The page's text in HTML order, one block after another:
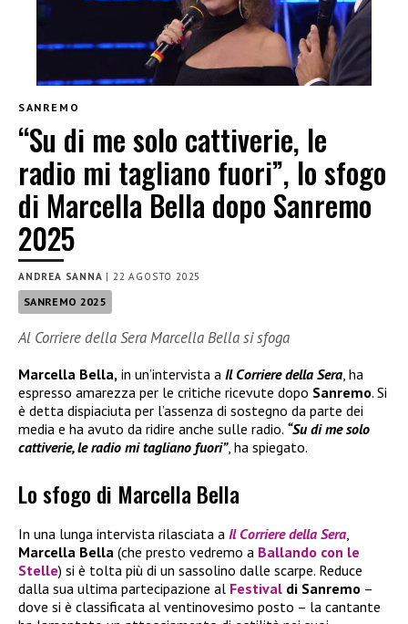
SANREMO
“Su di me solo cattiverie, le
radio mi tagliano fuori”, lo sfogo
di Marcella Bella dopo Sanremo
2025
ANDREA SANNA | 22 AGOSTO 2025
SANREMO 2025
Al Corriere della Sera Marcella Bella si sfoga
Marcella Bella, in un’intervista a Il Corriere della Sera, ha
espresso amarezza per le critiche ricevute dopo Sanremo. Si
è detta dispiaciuta per l’assenza di sostegno da parte dei
media e ha avuto da ridire anche sulle radio. “Su di me solo
cattiverie, le radio mi tagliano fuori”, ha spiegato.
Lo sfogo di Marcella Bella
In una lunga intervista rilasciata a Il Corriere della Sera
Marcella Bella (che presto vedremo a Ballando con le
Stelle) si è tolta più di un sassolino dalle scarpe. Reduce
dalla sua ultima partecipazione al Festival di Sanremo –
dove si è classificata al ventinovesimo posto – la cantante